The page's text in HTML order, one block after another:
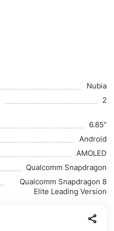
Nubia
2
6.85"
Android
AMOLED
Qualcomm Snapdragon
Qualcomm Snapdragon 8
Elite Leading Version